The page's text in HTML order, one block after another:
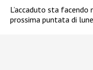
L’accaduto sta
prossima puntata di